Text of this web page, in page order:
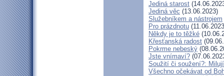
Jediná starost
Jediná věc (13.06.2023)
Služebníkem a nástrojem
Pro prázdnotu
Někdy je to těžké
Křesťanská radost
Pokrme nebeský
Jste vnímaví?
Soužití či soužení?:
Všechno očekávat od